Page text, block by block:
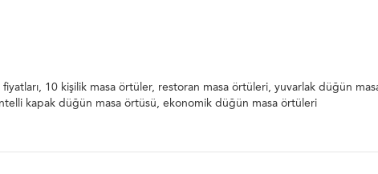
10 kişilik masa örtüler, restoran masa örtüleri, yuvarlak düğün
kapak düğün masa örtüsü, ekonomik düğün masa örtüleri